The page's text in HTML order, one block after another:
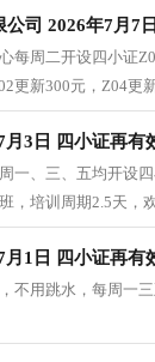
每周二开设四小证
更新300元，Z04更
whfy6688
一、三、五均开设
，培训周期2.5天，
不用跳水，每周一